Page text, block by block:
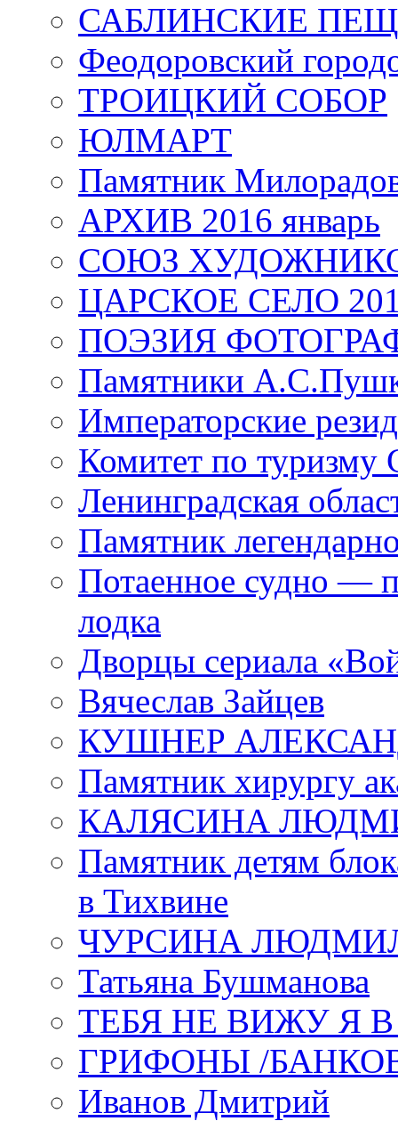
САБЛИНСКИЕ
Феодоровский
ТРОИЦКИЙ СОБОР
ЮЛМАРТ
Памятник
АРХИВ 2016 январь
СОЮЗ
ЦАРСКОЕ СЕЛО
ПОЭЗИЯ
Памятники
Императорские
Комитет по туризму
Ленинградская
Памятник
Потаенное судно —
лодка
Дворцы сериала
Вячеслав Зайцев
КУШНЕР
Памятник хирургу
КАЛЯСИНА
Памятник детям
в Тихвине
ЧУРСИНА
Татьяна Бушманова
ТЕБЯ НЕ ВИЖУ Я
ГРИФОНЫ /
Иванов Дмитрий